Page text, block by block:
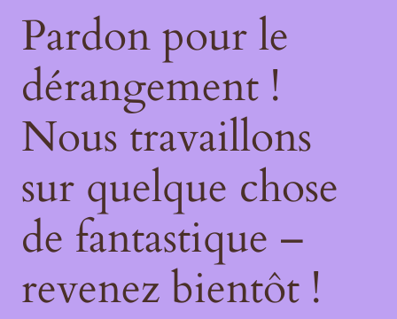
Pardon pour le
dérangement !
Nous travaillons
sur quelque chose
de fantastique –
revenez bientôt !